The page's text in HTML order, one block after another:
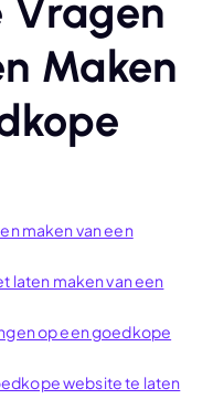
Vragen
Maken
maken van een
laten maken van een
op een goedkope
website te laten